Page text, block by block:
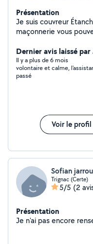
Présentation
Je suis couvreur
maçonnerie vous
Dernier avis laissé
Il y a plus de 6 mois
volontaire et calme,
passé
Voir le profil
Sofian jarrou
Trignac (Certe)
5/5 (2
Présentation